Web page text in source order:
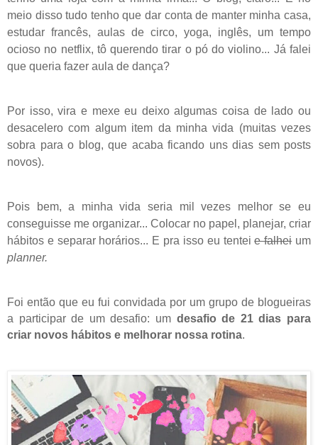
meio disso tudo tenho que dar conta de manter minha casa,
estudar francês, aulas de circo, yoga, inglês, um tempo
ocioso no netflix, tô querendo tirar o pó do violino... Já falei
que queria fazer aula de dança?
Por isso, vira e mexe eu deixo algumas coisa de lado ou
desacelero com algum item da minha vida (muitas vezes
sobra para o blog, que acaba ficando uns dias sem posts
novos).
Pois bem, a minha vida seria mil vezes melhor se eu
conseguisse me organizar... Colocar no papel, planejar, criar
hábitos e separar horários... E pra isso eu tenteie falheium
planner.
Foi então que eu fui convidada por um grupo de blogueiras
a participar de um desafio: um desafio de 21 dias para
criar novos hábitos e melhorar nossa rotina.